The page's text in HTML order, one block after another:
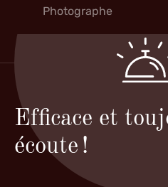
Photographe
Efficace et
écoute !